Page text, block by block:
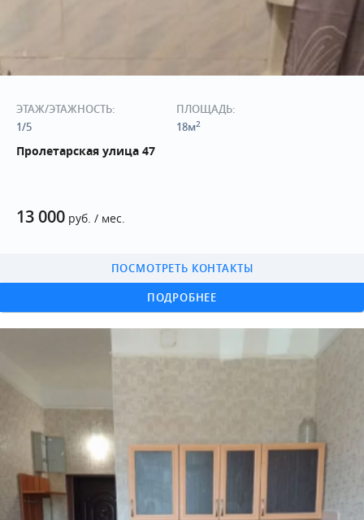
13 000 руб. / мес.
Пролетарская улица 47
ПОДРОБНЕЕ
ПОСМОТРЕТЬ КОНТАКТЫ
ЭТАЖ/ЭТАЖНОСТЬ:
1/5
ПЛОЩАДЬ:
18м2